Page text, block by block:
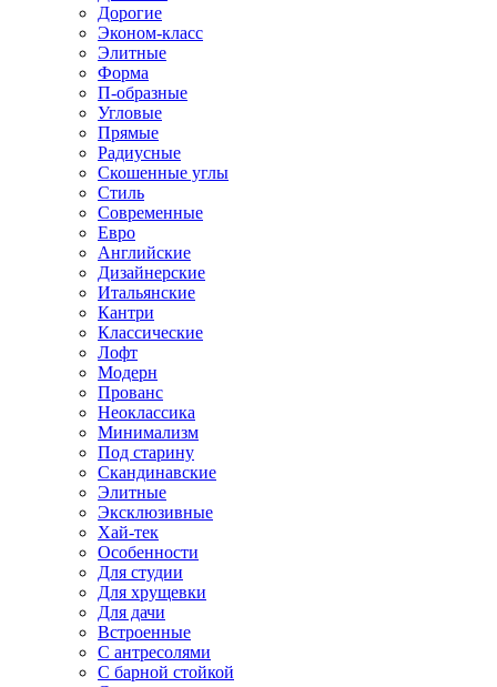
Дорогие
Эконом-класс
Элитные
Форма
П-образные
Угловые
Прямые
Радиусные
Скошенные углы
Стиль
Современные
Евро
Английские
Дизайнерские
Итальянские
Кантри
Классические
Лофт
Модерн
Прованс
Неоклассика
Минимализм
Под старину
Скандинавские
Элитные
Эксклюзивные
Хай-тек
Особенности
Для студии
Для хрущевки
Для дачи
Встроенные
С антресолями
С барной стойкой